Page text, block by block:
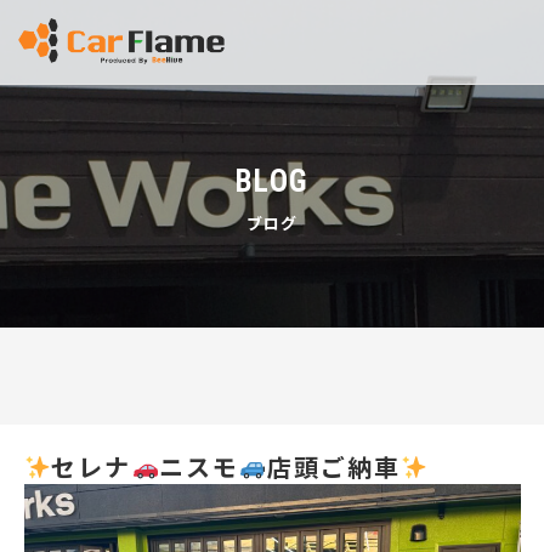
BLOG
ブログ
セレナ ニスモ 店頭ご納車